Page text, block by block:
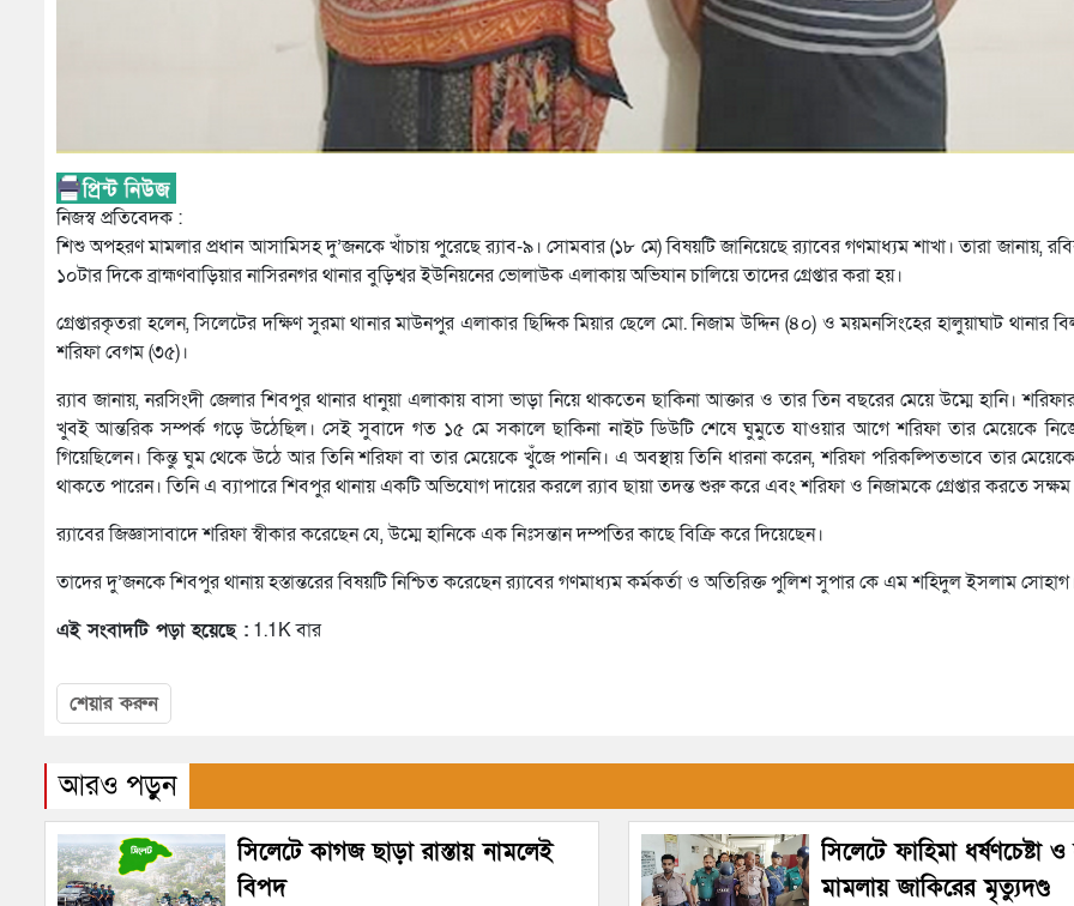
নিজস্ব প্রতিবেদক :
শিশু অপহরণ মামলার প্রধান আসামিসহ দু’জনকে খাঁচায় পুরেছে র‌্যাব-৯। সোমবার (১৮ মে) বিষয়টি জানিয়েছে র‌্যাবের গণমাধ্যম শাখা। তারা জানায়,
১০টার দিকে ব্রাহ্মণবাড়িয়ার নাসিরনগর থানার বুড়িশ্বর ইউনিয়নের ভোলাউক এলাকায় অভিযান চালিয়ে তাদের গ্রেপ্তার করা হয়।
গ্রেপ্তারকৃতরা হলেন, সিলেটের দক্ষিণ সুরমা থানার মাউনপুর এলাকার ছিদ্দিক মিয়ার ছেলে মো. নিজাম উদ্দিন (৪০) ও ময়মনসিংহের হালুয়াঘাট থানার
শরিফা বেগম (৩৫)।
র‌্যাব জানায়, নরসিংদী জেলার শিবপুর থানার ধানুয়া এলাকায় বাসা ভাড়া নিয়ে থাকতেন ছাকিনা আক্তার ও তার তিন বছরের মেয়ে উম্মে হানি।
খুবই আন্তরিক সম্পর্ক গড়ে উঠেছিল। সেই সুবাদে গত ১৫ মে সকালে ছাকিনা নাইট ডিউটি শেষে ঘুমুতে যাওয়ার আগে শরিফা তার মেয়েকে
গিয়েছিলেন। কিন্তু ঘুম থেকে উঠে আর তিনি শরিফা বা তার মেয়েকে খুঁজে পাননি। এ অবস্থায় তিনি ধারনা করেন, শরিফা পরিকল্পিতভাবে তার
থাকতে পারেন। তিনি এ ব্যাপারে শিবপুর থানায় একটি অভিযোগ দায়ের করলে র‌্যাব ছায়া তদন্ত শুরু করে এবং শরিফা ও নিজামকে গ্রেপ্তার করতে
র‌্যাবের জিজ্ঞাসাবাদে শরিফা স্বীকার করেছেন যে, উম্মে হানিকে এক নিঃসন্তান দম্পতির কাছে বিক্রি করে দিয়েছেন।
তাদের দু’জনকে শিবপুর থানায় হস্তান্তরের বিষয়টি নিশ্চিত করেছেন র‌্যাবের গণমাধ্যম কর্মকর্তা ও অতিরিক্ত পুলিশ সুপার কে এম শহিদুল ইসলাম
এই সংবাদটি পড়া হয়েছে : 1.1K বার
শেয়ার করুন
আরও পড়ুন
সিলেটে কাগজ ছাড়া রাস্তায় নামলেই
বিপদ
সিলেটে ফাহিমা ধর্ষণচেষ্টা ও
মামলায় জাকিরের মৃত্যুদণ্ড